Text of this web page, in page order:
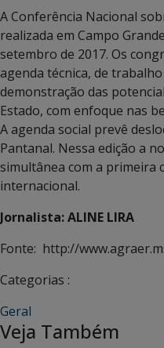
A Conferência Nacional
realizada em Campo
setembro de 2017. Os
agenda técnica, de
demonstração das
Estado, com enfoque nas
A agenda social prevê
Pantanal. Nessa edição a
simultânea com a primeira
internacional.
Jornalista: ALINE LIRA
Fonte: http://
Categorias :
Geral
Veja Também